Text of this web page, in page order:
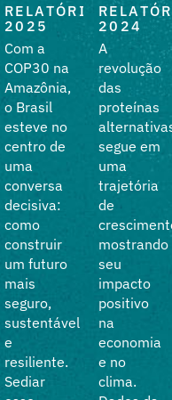
RELATÓRIO
2025
Com a
COP30 na
Amazônia,
o Brasil
esteve no
centro de
uma
conversa
decisiva:
como
construir
um futuro
mais
seguro,
sustentável
e
resiliente.
Sediar
2024
A
revolução
das
proteínas
segue em
uma
trajetória
de
mostrando
seu
impacto
positivo
na
economia
e no
clima.